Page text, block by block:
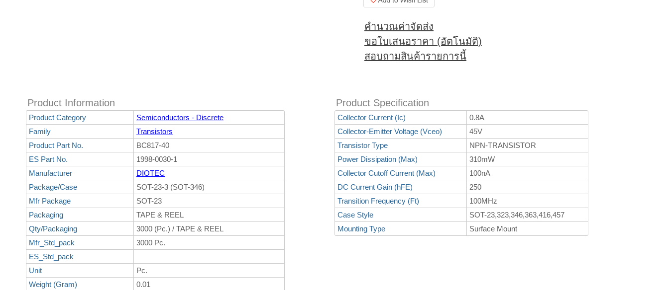
คำนวณค่าจัดส่ง
ขอใบเสนอราคา (อัตโนมัติ)
สอบถามสินค้ารายการนี้
Product Information
Product Category
Semiconductors - Discrete
Family
Transistors
Product Part No.
BC817-40
ES Part No.
1998-0030-1
Manufacturer
DIOTEC
Package/Case
SOT-23-3 (SOT-346)
Mfr Package
SOT-23
Packaging
TAPE & REEL
Qty/Packaging
3000 (Pc.) / TAPE & REEL
Mfr_Std_pack
3000 Pc.
ES_Std_pack
Unit
Pc.
Weight (Gram)
0.01
Product Specification
Collector Current (Ic)
0.8A
Collector-Emitter Voltage (Vceo)
45V
Transistor Type
NPN-TRANSISTOR
Power Dissipation (Max)
310mW
Collector Cutoff Current (Max)
100nA
DC Current Gain (hFE)
250
Transition Frequency (Ft)
100MHz
Case Style
SOT-23,323,346,363,416,457
Mounting Type
Surface Mount